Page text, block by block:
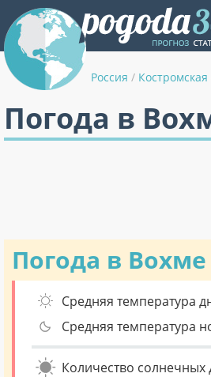
Россия / Костромская
Погода в
Погода в Вохме
Средняя температура
Средняя температура
Количество солнечных